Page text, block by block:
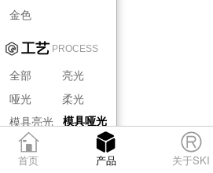
金色
工艺 PROCESS
全部
亮光
哑光
柔光
模具亮光
模具哑光
模具柔光
首页 产品 关于SKI